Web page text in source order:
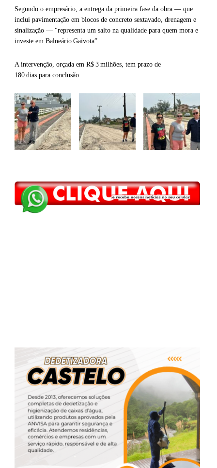
Segundo o empresário, a entrega da primeira fase da obra — que
inclui pavimentação em blocos de concreto sextavado, drenagem e
sinalização — “representa um salto na qualidade para quem mora e
investe em Balneário Gaivota”.
A intervenção, orçada em R$ 3 milhões, tem prazo de
180 dias para conclusão.